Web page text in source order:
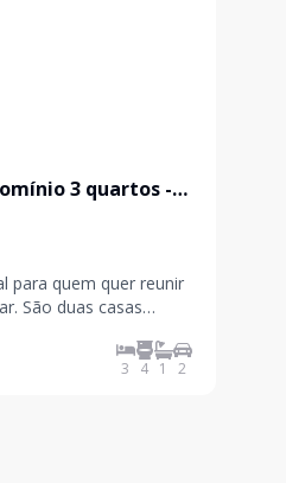
3 quartos -
para quem quer reunir
São duas casas
tudo,
onde os encontros
3 4 1 2